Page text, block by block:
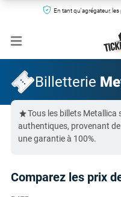
En tant qu'agrégateur,
Billetterie
Tous les billets Metallica
authentiques, provenant
une garantie à 100%.
Comparez les prix